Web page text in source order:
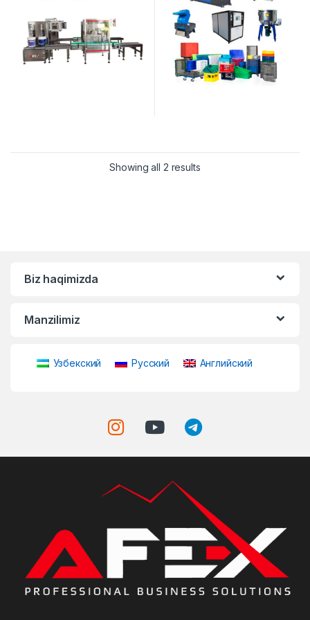
Showing all 2 results
Biz haqimizda
Manzilimiz
Узбекский Русский Английский